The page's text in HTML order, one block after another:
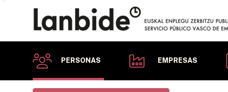
PERSONAS EMPRESAS